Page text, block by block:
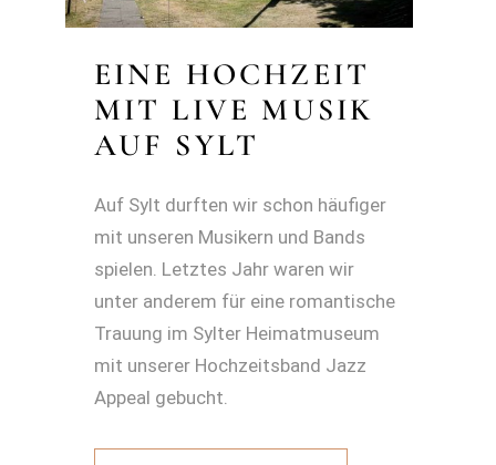
EINE HOCHZEIT
MIT LIVE MUSIK
AUF SYLT
Auf Sylt durften wir schon häufiger
mit unseren Musikern und Bands
spielen. Letztes Jahr waren wir
unter anderem für eine romantische
Trauung im Sylter Heimatmuseum
mit unserer Hochzeitsband Jazz
Appeal gebucht.